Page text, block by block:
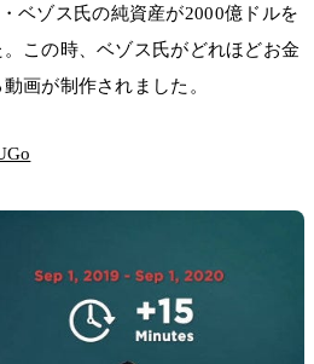
ベゾス氏の純資産が2000億ドルを
この時、ベゾス氏がどれほどお金
画が制作されました。